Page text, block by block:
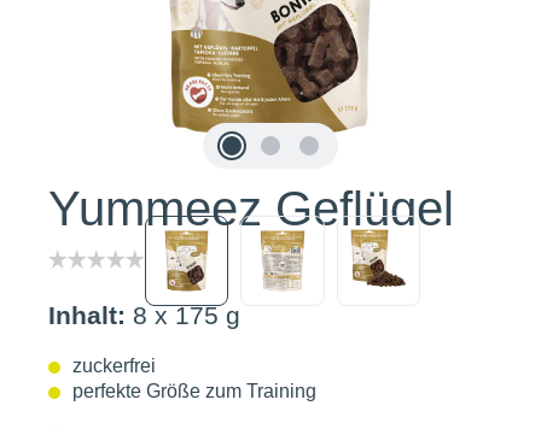
Yummeez Geflügel
Inhalt: 8 x 175 g
zuckerfrei
perfekte Größe zum Training